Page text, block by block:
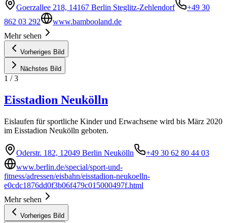
Goerzallee 218, 14167 Berlin Steglitz-Zehlendorf
+49 30
862 03 292
www.bambooland.de
Mehr sehen
Vorheriges Bild
Nächstes Bild
1 /3
Eisstadion Neukölln
Eislaufen für sportliche Kinder und Erwachsene wird bis März 2020
im Eisstadion Neukölln geboten.
Oderstr. 182, 12049 Berlin Neukölln
+49 30 62 80 44 03
www.berlin.de/special/sport-und-
fitness/adressen/eisbahn/eisstadion-neukoelln-
e0cdc1876dd0f3b06f479c015000497f.html
Mehr sehen
Vorheriges Bild